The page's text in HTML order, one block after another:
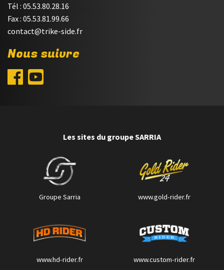
Tél : 05.53.80.28.16
Fax : 05.53.81.99.66
contact@trike-side.fr
Nous suivre
Les sites du groupe SARRIA
Groupe Sarria www.gold-rider.fr
www.hd-rider.fr www.custom-rider.fr